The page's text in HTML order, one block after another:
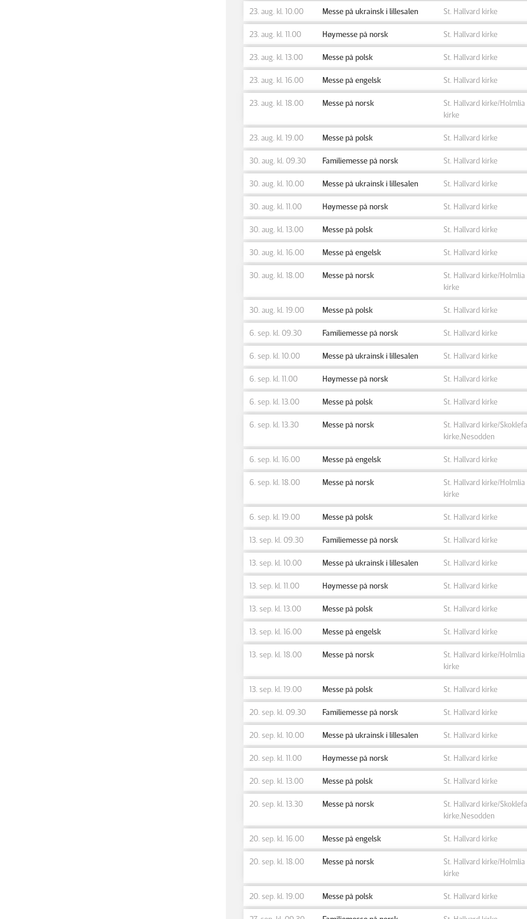
23. aug. kl. 10.00 Messe på ukrainsk i lillesalen St. Hallvard kirke
23. aug. kl. 11.00 Høymesse på norsk St. Hallvard kirke
23. aug. kl. 13.00 Messe på polsk St. Hallvard kirke
23. aug. kl. 16.00 Messe på engelsk St. Hallvard kirke
23. aug. kl. 18.00 Messe på norsk
St. Hallvard kirke/Holmlia
kirke
23. aug. kl. 19.00 Messe på polsk St. Hallvard kirke
30. aug. kl. 09.30 Familiemesse på norsk St. Hallvard kirke
30. aug. kl. 10.00 Messe på ukrainsk i lillesalen St. Hallvard kirke
30. aug. kl. 11.00 Høymesse på norsk St. Hallvard kirke
30. aug. kl. 13.00 Messe på polsk St. Hallvard kirke
30. aug. kl. 16.00 Messe på engelsk St. Hallvard kirke
30. aug. kl. 18.00 Messe på norsk
St. Hallvard kirke/Holmlia
kirke
30. aug. kl. 19.00 Messe på polsk St. Hallvard kirke
6. sep. kl. 09.30 Familiemesse på norsk St. Hallvard kirke
6. sep. kl. 10.00 Messe på ukrainsk i lillesalen St. Hallvard kirke
6. sep. kl. 11.00 Høymesse på norsk St. Hallvard kirke
6. sep. kl. 13.00 Messe på polsk St. Hallvard kirke
6. sep. kl. 13.30 Messe på norsk
St. Hallvard kirke/
kirke,Nesodden
6. sep. kl. 16.00 Messe på engelsk St. Hallvard kirke
6. sep. kl. 18.00 Messe på norsk
St. Hallvard kirke/Holmlia
kirke
6. sep. kl. 19.00 Messe på polsk St. Hallvard kirke
13. sep. kl. 09.30 Familiemesse på norsk St. Hallvard kirke
13. sep. kl. 10.00 Messe på ukrainsk i lillesalen St. Hallvard kirke
13. sep. kl. 11.00 Høymesse på norsk St. Hallvard kirke
13. sep. kl. 13.00 Messe på polsk St. Hallvard kirke
13. sep. kl. 16.00 Messe på engelsk St. Hallvard kirke
13. sep. kl. 18.00 Messe på norsk
St. Hallvard kirke/Holmlia
kirke
13. sep. kl. 19.00 Messe på polsk St. Hallvard kirke
20. sep. kl. 09.30 Familiemesse på norsk St. Hallvard kirke
20. sep. kl. 10.00 Messe på ukrainsk i lillesalen St. Hallvard kirke
20. sep. kl. 11.00 Høymesse på norsk St. Hallvard kirke
20. sep. kl. 13.00 Messe på polsk St. Hallvard kirke
20. sep. kl. 13.30 Messe på norsk
St. Hallvard kirke/
kirke,Nesodden
20. sep. kl. 16.00 Messe på engelsk St. Hallvard kirke
20. sep. kl. 18.00 Messe på norsk
St. Hallvard kirke/Holmlia
kirke
20. sep. kl. 19.00 Messe på polsk St. Hallvard kirke